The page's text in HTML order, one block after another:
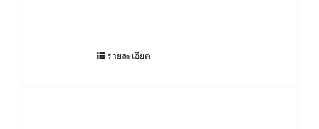
รายละเอียด